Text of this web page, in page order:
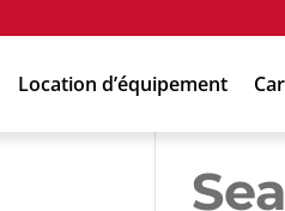
Location d’équipement